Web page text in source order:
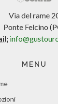
Via del rame
Ponte Felcino
MENU